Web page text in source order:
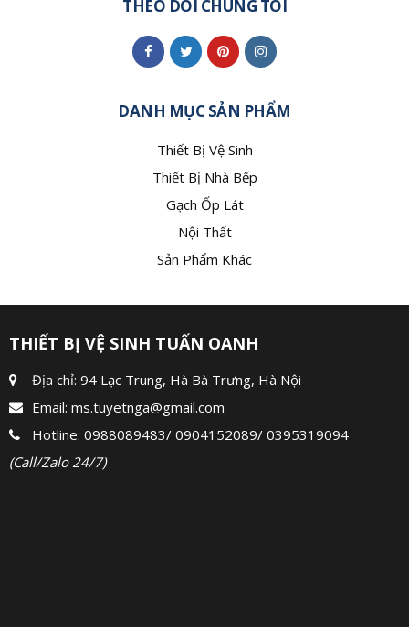
THEO DÕI CHÚNG TÔI
DANH MỤC SẢN PHẨM
Thiết Bị Vệ Sinh
Thiết Bị Nhà Bếp
Gạch Ốp Lát
Nội Thất
Sản Phẩm Khác
THIẾT BỊ VỆ SINH TUẤN OANH
Địa chỉ: 94 Lạc Trung, Hà Bà Trưng, Hà Nội
Email: ms.tuyetnga@gmail.com
Hotline: 0988089483/ 0904152089/ 0395319094
(Call/Zalo 24/7)